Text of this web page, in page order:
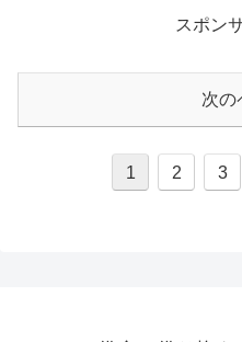
スポン
次の
1 2 3